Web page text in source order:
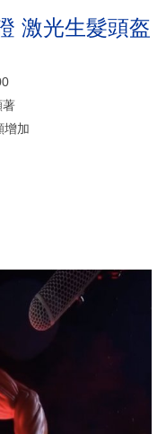
激光生髮頭盔
著
增加